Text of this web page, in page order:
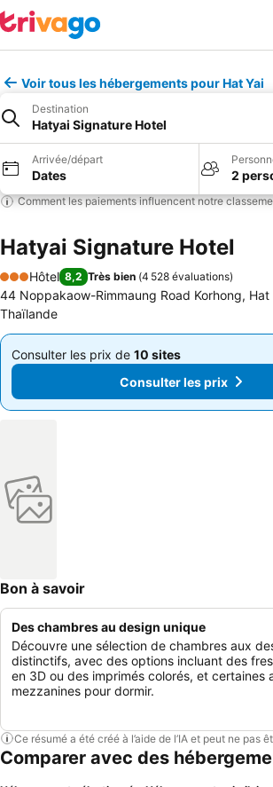
Voir tous les hébergements pour Hat Yai
Destination
Hatyai Signature Hotel
Arrivée/départ
Dates 2
Comment les paiements influencent notre
Hatyai Signature Hotel
3 Étoiles
Hôtel 8,2 Très bien (4 528 évaluations)
44 Noppakaow-Rimmaung Road Korhong, Hat
Thaïlande
Consulter les prix de 10 sites
De
Consulter les prix
Consulter les prix de 10 sites
De
17 € Consulter les prix
Bon à savoir
Des chambres au design unique
Découvre une sélection de chambres aux
distinctifs, avec des options incluant des
en 3D ou des imprimés colorés, et certaines
mezzanines pour dormir.
Ce résumé a été créé à l’aide de l’IA et peut ne pas
Comparer avec des